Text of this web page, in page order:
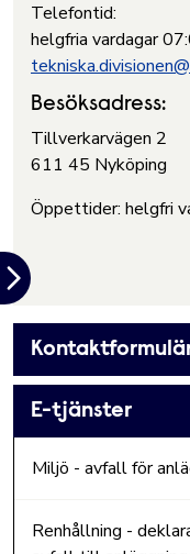
Telefontid:
helgfria vardagar
Besöksadress:
Tillverkarvägen 2
611 45 Nyköping
Öppettider: helgfri
E-tjänster
Miljö - avfall för
Renhållning -